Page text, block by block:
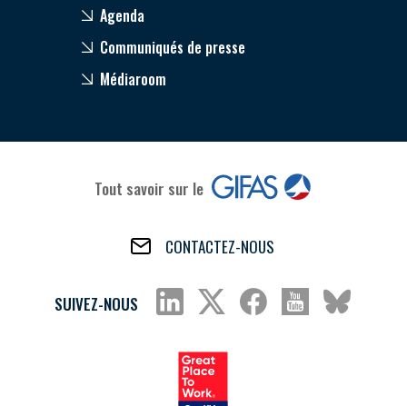
Agenda
Communiqués de presse
Médiaroom
Tout savoir sur le
CONTACTEZ-NOUS
SUIVEZ-NOUS